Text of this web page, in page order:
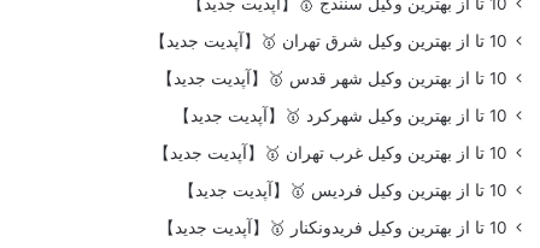
10 تا از بهترین وکیل شرق تهران 🥇【آپدیت جدید】
10 تا از بهترین وکیل شهر قدس 🥇【آپدیت جدید】
10 تا از بهترین وکیل شهرکرد 🥇【آپدیت جدید】
10 تا از بهترین وکیل غرب تهران 🥇【آپدیت جدید】
10 تا از بهترین وکیل فردیس 🥇【آپدیت جدید】
10 تا از بهترین وکیل فریدونکنار 🥇【آپدیت جدید】